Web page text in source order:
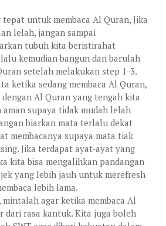
untuk membaca Al Quran, Jika
lelah, jangan sampai
tubuh kita beristirahat
kemudian bangun dan barulah
setelah melakukan step 1-3.
ketika sedang membaca Al Quran,
Al Quran yang tengah kita
aman supaya tidak mudah lelah
biarkan mata terlalu dekat
membacanya supaya mata tiak
Jika terdapat ayat-ayat yang
kita bisa mengalihkan pandangan
yang lebih jauh untuk merefresh
lebih lama.
mintalah agar ketika membaca Al
dari rasa kantuk. Kita juga boleh